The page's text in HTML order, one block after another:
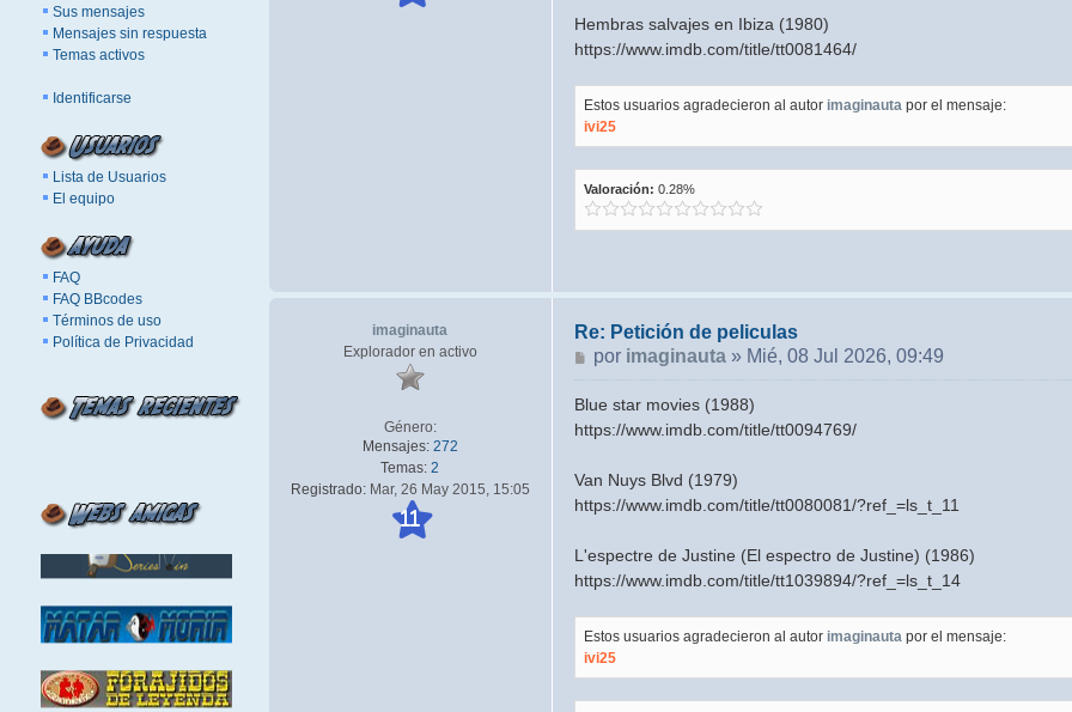
Sus mensajes
Mensajes sin respuesta
Temas activos
Identificarse
Lista de Usuarios
El equipo
FAQ
FAQ BBcodes
Términos de uso
Política de Privacidad
Hembras salvajes en Ibiza (1980)
https://www.imdb.com/title/tt0081464/
Estos usuarios agradecieron al autor imaginautapor el mensaje:
ivi25
Valoración: 0.28%
imaginauta
Explorador en activo
Género:
Mensajes: 272
Temas: 2
Registrado:Mar, 26 May 2015, 15:05
11
Re: Petición de peliculas
Mensaje
por imaginauta » Mié, 08 Jul 2026, 09:49
Blue star movies (1988)
https://www.imdb.com/title/tt0094769/
Van Nuys Blvd (1979)
https://www.imdb.com/title/tt0080081/?ref_=ls_t_11
L'espectre de Justine (El espectro de Justine) (1986)
https://www.imdb.com/title/tt1039894/?ref_=ls_t_14
Estos usuarios agradecieron al autor imaginautapor el mensaje:
ivi25